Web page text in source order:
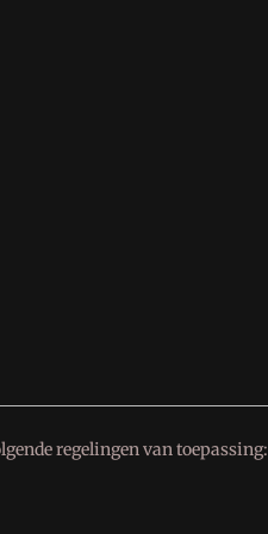
regelingen van toepassing: